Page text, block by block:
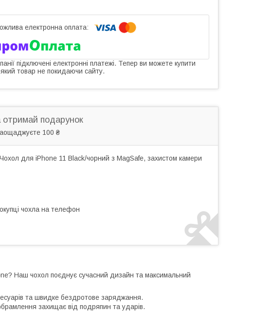
підключені електронні платежі. Тепер ви можете купити
товар не покидаючи сайту.
отримай подарунок
100 ₴
для iPhone 11 Black/чорний з MagSafe, захистом камери
чохла на телефон
Наш чохол поєднує сучасний дизайн та максимальний
та швидке бездротове заряджання.
захищає від подряпин та ударів.